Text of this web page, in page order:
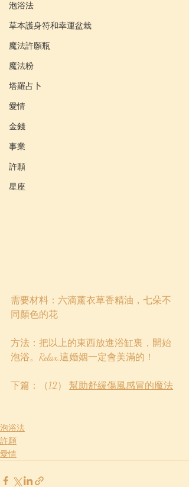
泡浴法
草本護身符和幸運盆栽
魔法許願瓶
魔法粉
塔羅占卜
愛情
金錢
事業
許願
星座
需要材料：六滴薰衣草香精油，七朵不
同顏色的花
方法：把以上的東西放進浴缸裏，開始
泡浴。Relax,這婚姻一定會美滿的！
下篇：（12） 幫助舒緩傷風感冒的魔法
泡浴法
許願
愛情